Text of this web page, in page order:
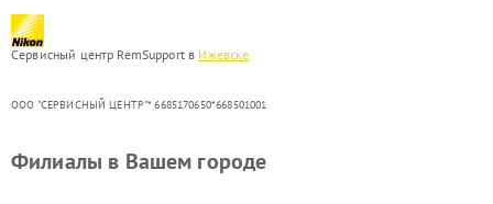
Сервисный центр RemSupport в Ижевске
ООО "СЕРВИСНЫЙ ЦЕНТР"* 6685170650*668501001
Филиалы в Вашем городе